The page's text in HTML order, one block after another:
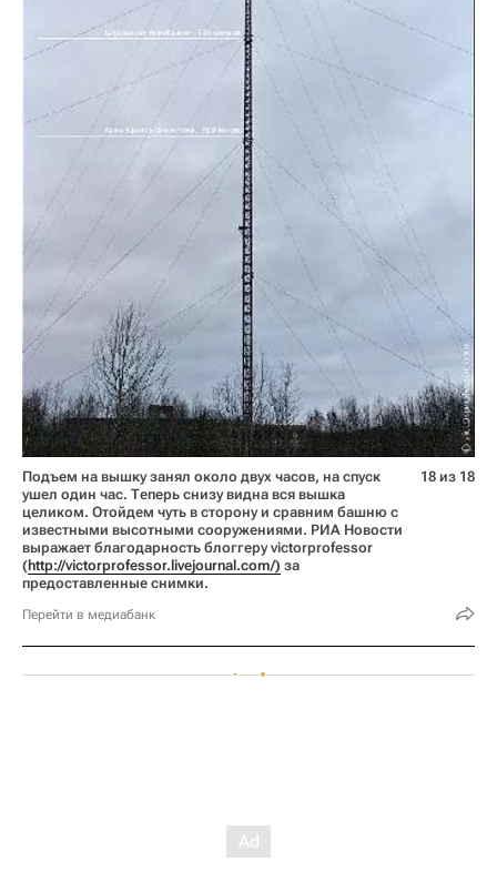
Подъем на вышку занял около двух часов, на спуск
ушел один час. Теперь снизу видна вся вышка
целиком. Отойдем чуть в сторону и сравним башню с
известными высотными сооружениями. РИА Новости
выражает благодарность блоггеру victorprofessor
(http://victorprofessor.livejournal.com/) за
предоставленные снимки.
Перейти в медиабанк
18 из 18